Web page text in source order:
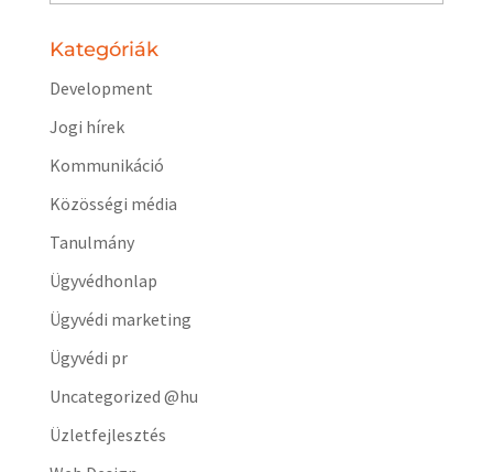
Kategóriák
Development
Jogi hírek
Kommunikáció
Közösségi média
Tanulmány
Ügyvédhonlap
Ügyvédi marketing
Ügyvédi pr
Uncategorized @hu
Üzletfejlesztés